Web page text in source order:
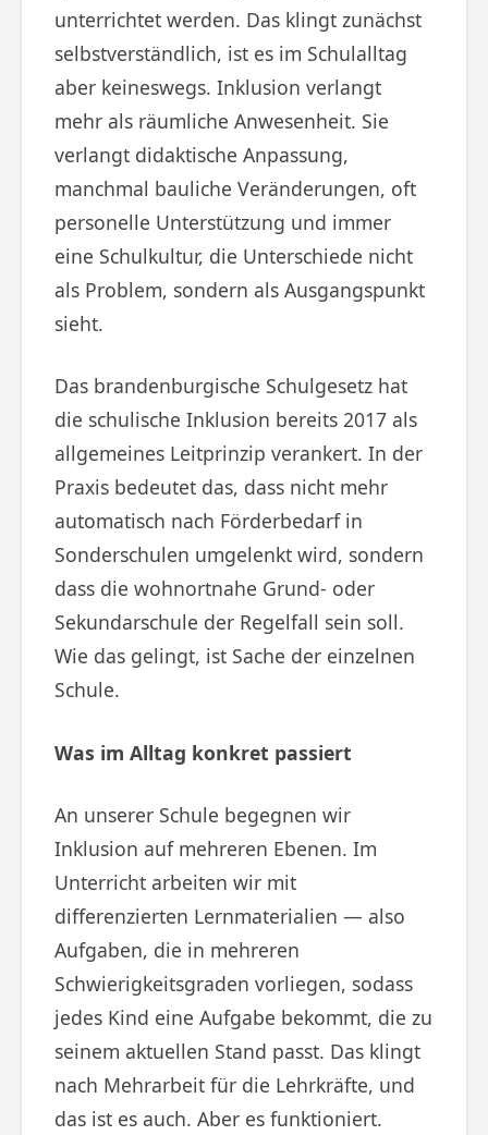
unterrichtet werden. Das klingt zunächst
selbstverständlich, ist es im Schulalltag
aber keineswegs. Inklusion verlangt
mehr als räumliche Anwesenheit. Sie
verlangt didaktische Anpassung,
manchmal bauliche Veränderungen, oft
personelle Unterstützung und immer
eine Schulkultur, die Unterschiede nicht
als Problem, sondern als Ausgangspunkt
sieht.
Das brandenburgische Schulgesetz hat
die schulische Inklusion bereits 2017 als
allgemeines Leitprinzip verankert. In der
Praxis bedeutet das, dass nicht mehr
automatisch nach Förderbedarf in
Sonderschulen umgelenkt wird, sondern
dass die wohnortnahe Grund- oder
Sekundarschule der Regelfall sein soll.
Wie das gelingt, ist Sache der einzelnen
Schule.
Was im Alltag konkret passiert
An unserer Schule begegnen wir
Inklusion auf mehreren Ebenen. Im
Unterricht arbeiten wir mit
differenzierten Lernmaterialien — also
Aufgaben, die in mehreren
Schwierigkeitsgraden vorliegen, sodass
jedes Kind eine Aufgabe bekommt, die zu
seinem aktuellen Stand passt. Das klingt
nach Mehrarbeit für die Lehrkräfte, und
das ist es auch. Aber es funktioniert.